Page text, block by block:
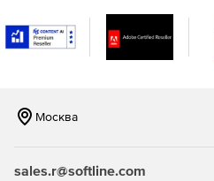
С помощью инструмента
форматировать SQL-код,
обеспечивая
навигации и прочтения.
Москва
sales.r@softline.com